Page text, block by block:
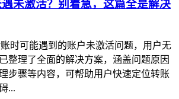
未激活？别着急，这篇全是解决
时可能遇到的账户未激活问题，用户无
整理了全面的解决方案，涵盖问题原因
步骤等内容，可帮助用户快速定位转账
...